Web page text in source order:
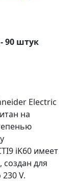
90 штук
Electric
на
iK60 имеет
создан для
V.